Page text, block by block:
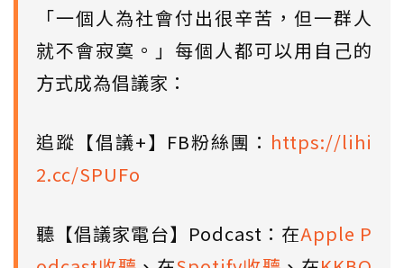
「一個人為社會付出很辛苦，但一群人
就不會寂寞。」每個人都可以用自己的
方式成為倡議家：
追蹤【倡議+】FB粉絲團： https://lihi
2.cc/SPUFo
聽【倡議家電台】Podcast：在Apple P